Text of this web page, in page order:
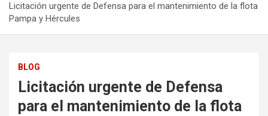
Licitación urgente de Defensa para el mantenimiento de la flota
Pampa y Hércules
BLOG
Licitación urgente de Defensa
para el mantenimiento de la flota